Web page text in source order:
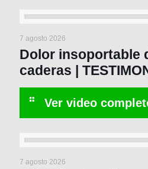
7 agosto 2026
Dolor insoportable
caderas |
7 agosto 2026